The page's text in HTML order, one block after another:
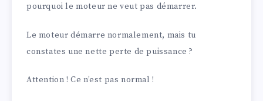
pourquoi le moteur ne veut pas démarrer.
Le moteur démarre normalement, mais tu
constates une nette perte de puissance ?
Attention ! Ce n’est pas normal !